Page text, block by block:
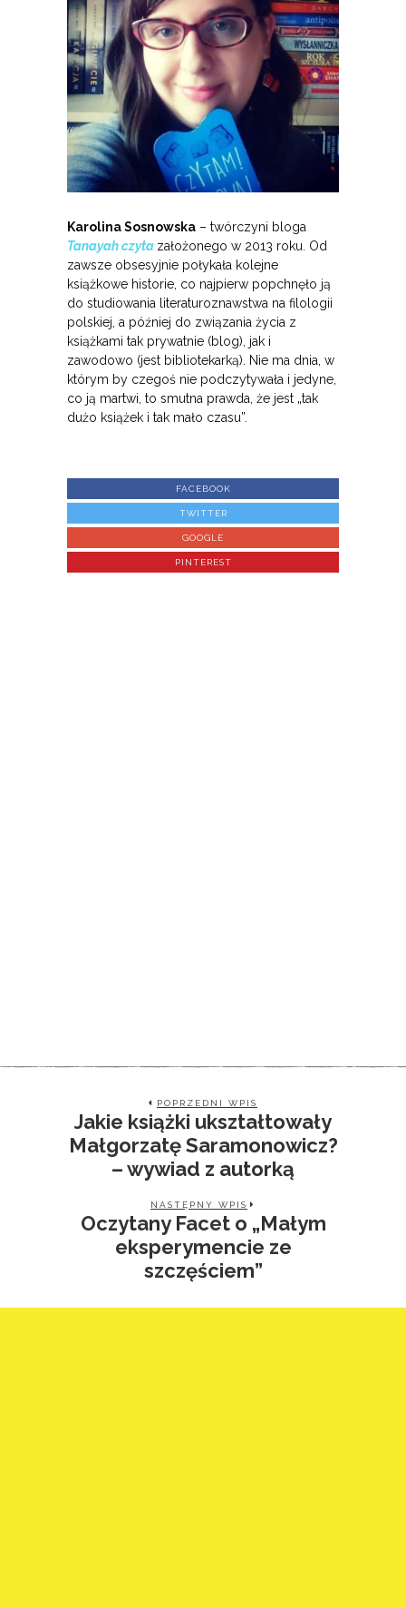
Karolina Sosnowska – twórczyni bloga
Tanayah czyta założonego w 2013 roku. Od
zawsze obsesyjnie połykała kolejne
książkowe historie, co najpierw popchnęło ją
do studiowania literaturoznawstwa na filologii
polskiej, a później do związania życia z
książkami tak prywatnie (blog), jak i
zawodowo (jest bibliotekarką). Nie ma dnia, w
którym by czegoś nie podczytywała i jedyne,
co ją martwi, to smutna prawda, że jest „tak
dużo książek i tak mało czasu”.
FACEBOOK
TWITTER
GOOGLE
PINTEREST
POPRZEDNI WPIS
Jakie książki ukształtowały
Małgorzatę Saramonowicz?
– wywiad z autorką
NASTĘPNY WPIS
Oczytany Facet o „Małym
eksperymencie ze
szczęściem”